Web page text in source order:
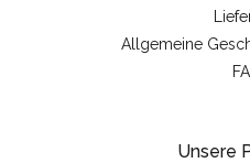
Allgemeine
Unsere